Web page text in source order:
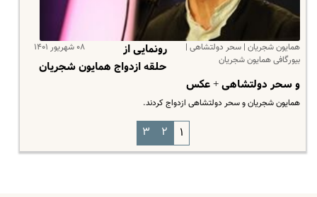
همایون شجریان | سحر دولتشاهی |
بیورگافی همایون شجریان
۰۸ شهریور ۱۴۰۱
رونمایی از
حلقه ازدواج همایون شجریان
و سحر دولتشاهی + عکس
همایون شجریان و سحر دولتشاهی ازدواج کردند.
۱ ۲ ۳